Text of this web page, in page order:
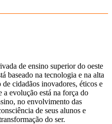
de ensino superior do oeste
baseado na tecnologia e na alta
cidadãos inovadores, éticos e
a evolução está na força do
no envolvimento das
de seus alunos e
do ser.